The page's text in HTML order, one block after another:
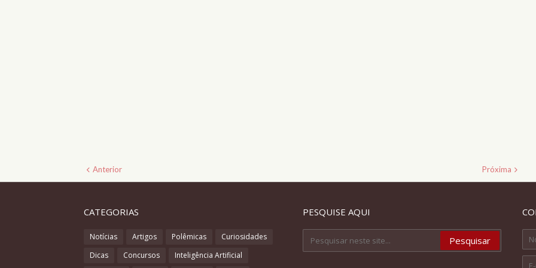
Anterior Próxima
CATEGORIAS
Notícias Artigos Polêmicas
Curiosidades
Dicas
Concursos Inteligência Artificial
PESQUISE AQUI